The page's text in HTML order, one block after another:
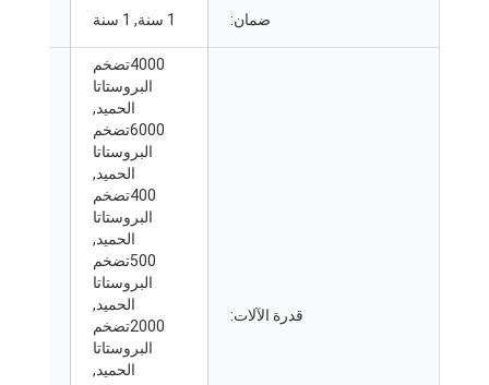
ضمان:
قدرة الآلات:
4000تضخم
البروستاتا
الحميد,
6000تضخم
البروستاتا
الحميد,
400تضخم
البروستاتا
الحميد,
500تضخم
البروستاتا
الحميد,
2000تضخم
البروستاتا
الحميد,